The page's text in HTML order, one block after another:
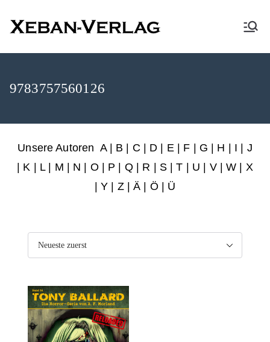
XEBAN-Verlag
9783757560126
Unsere Autoren A| B C D E| F G H I
J
K L| M N O P Q| R S |T U V|W
X
Y Z|Ä | Ö | Ü